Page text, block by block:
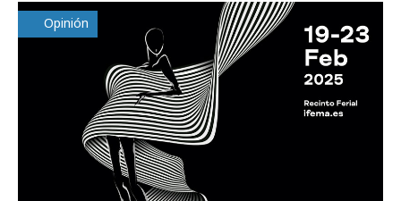
Opinión